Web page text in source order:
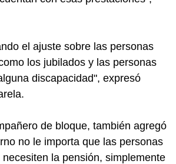
el ajuste sobre las personas
los jubilados y las personas
discapacidad", expresó
de bloque, también agregó
no le importa que las personas
la pensión, simplemente